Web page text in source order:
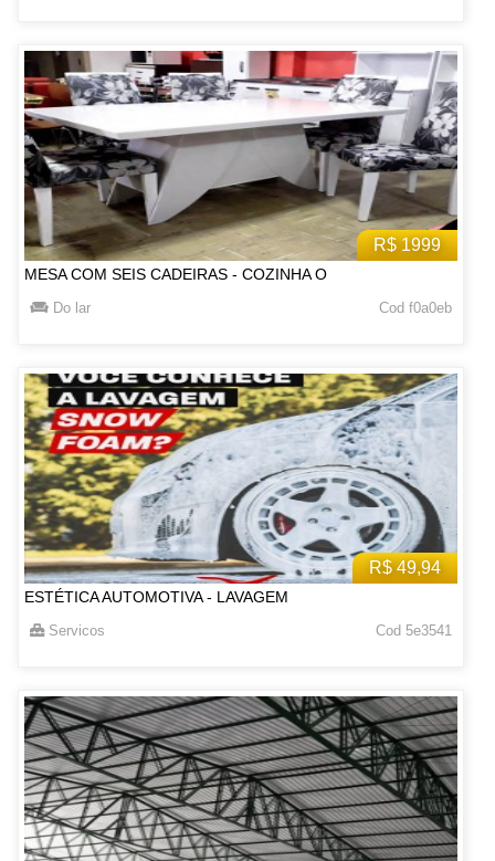
R$ 1999
MESA COM SEIS CADEIRAS - COZINHA O
Do lar Cod f0a0eb
R$ 49,94
ESTÉTICA AUTOMOTIVA - LAVAGEM
Servicos Cod 5e3541